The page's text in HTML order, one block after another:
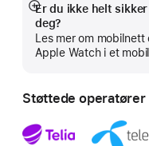
Er du ikke helt
deg?
Les mer om
Apple Watch i et
Mer
Støttede operatører